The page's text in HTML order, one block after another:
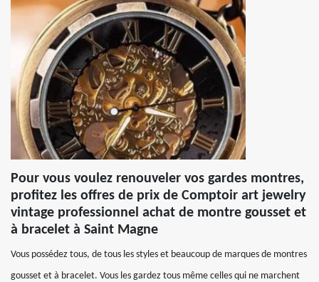
Pour vous voulez renouveler vos gardes montres,
profitez les offres de prix de Comptoir art jewelry
vintage professionnel achat de montre gousset et
à bracelet à Saint Magne
Vous possédez tous, de tous les styles et beaucoup de marques de montres
gousset et à bracelet. Vous les gardez tous même celles qui ne marchent